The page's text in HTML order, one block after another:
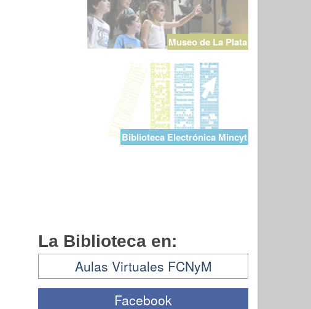
Museo de La Plata
Biblioteca Electrónica Mincyt
La Biblioteca en:
Aulas Virtuales FCNyM
Facebook